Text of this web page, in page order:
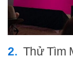
Thử Tìm